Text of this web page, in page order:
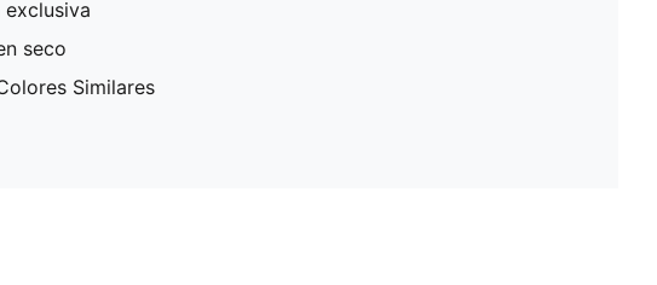
seco
Similares